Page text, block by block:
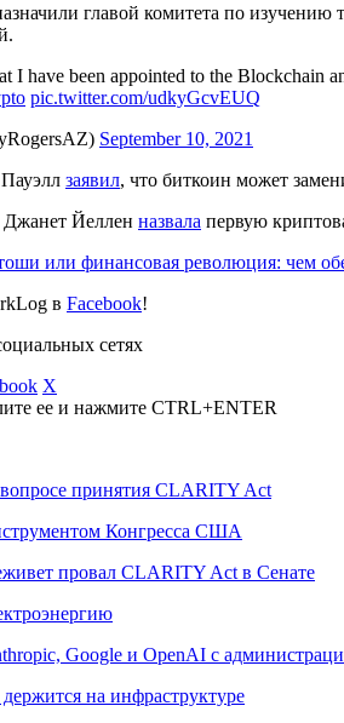
главой комитета по
I have been appointed to the Blockchain
pic.twitter.com/udkyGcvEUQ
September 10, 2021
заявил, что биткоин может
Йеллен назвала первую
или финансовая революция: чем
в Facebook!
сетях
X
ее и нажмите CTRL+ENTER
принятия CLARITY Act
Конгресса США
провал CLARITY Act в Сенате
Google и OpenAI с
на инфраструктуре